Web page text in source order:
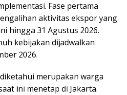
Fase pertama
aktivitas ekspor yang
hingga 31 Agustus 2026.
kebijakan dijadwalkan
2026.
merupakan warga
ini menetap di Jakarta.